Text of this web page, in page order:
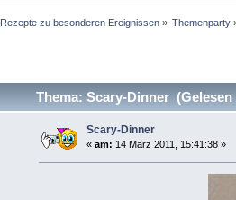
Rezepte zu besonderen Ereignissen» Themenparty
Thema: Scary-Dinner (Gelesen
Scary-Dinner
« am: 14 März 2011, 15:41:38 »